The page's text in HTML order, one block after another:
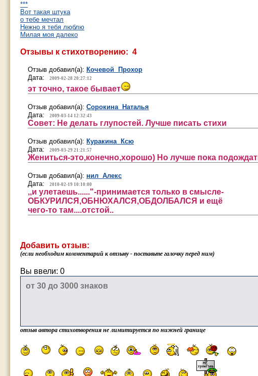
***
Вот такая штука
о тебе мечтал
Нежно я тебя люблю
Милая моя далеко
Отзывы к стихотворению: 4
Отзыв добавил(а): Кочевой Прохор
Дата:
2009-02-28 20:27:12
эт точно, такое бывает
Отзыв добавил(а): Сорокина Наталья
Дата:
2009-03-14 12:32:43
Совет: Не делать глупостей. Лучше писать стихи
Отзыв добавил(а): Куракина Ксю
Дата:
2009-03-29 21:21:57
Жениться-это,конечно,хорошо) Но лучше пока
Отзыв добавил(а): нил Алекс
Дата:
2010-02-19 10:10:00
,,и улетаешь......"-принимается только в смысле-
ОБКУРИЛСЯ,ОБНЮХАЛСЯ,ОБДОЛБАЛСЯ и ещё
чего-то там....отстой..
Добавить отзыв:
(если необходим комментарий к отзыву - поставьте галочку перед ним)
Вы ввели: 0
отзыв автора стихотворения не лимитируется по нижней границе